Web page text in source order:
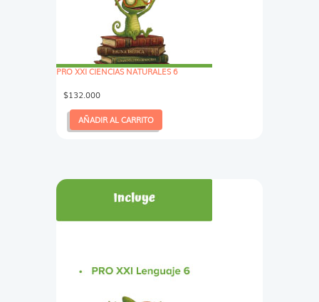
PRO XXI CIENCIAS NATURALES 6
$132.000
AÑADIR AL CARRITO